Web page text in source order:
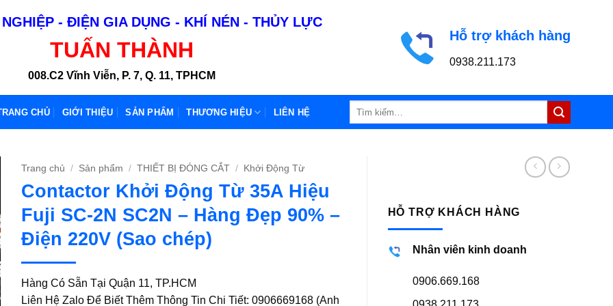
- ĐIỆN GIA DỤNG - KHÍ NÉN - THỦY LỰC
TUẤN THÀNH
008.C2 Vĩnh Viễn, P. 7, Q. 11, TPHCM
Hỗ trợ khách hàng
0938.211.173
CHỦ GIỚI THIỆU SẢN PHẨM THƯƠNG HIỆU LIÊN HỆ
Trang chủ / Sản phẩm / THIẾT BỊ ĐÓNG CẮT / Khởi Động Từ
Contactor Khởi Động Từ 35A Hiệu
Fuji SC-2N SC2N – Hàng Đẹp 90% –
Điện 220V (Sao chép)
Hàng Có Sẵn Tại Quận 11, TP.HCM
Liên Hệ Zalo Để Biết Thêm Thông Tin Chi Tiết: 0906669168 (Anh
HỖ TRỢ KHÁCH HÀNG
Nhân viên kinh doanh
0906.669.168